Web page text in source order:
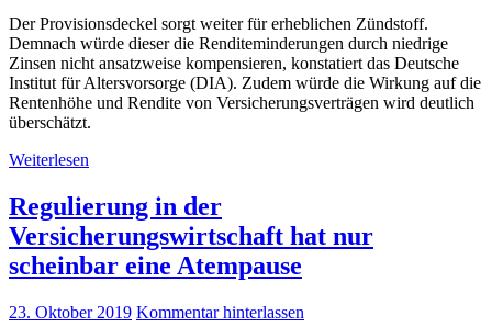
Der Provisionsdeckel sorgt weiter für erheblichen Zündstoff.
Demnach würde dieser die Renditeminderungen durch niedrige
Zinsen nicht ansatzweise kompensieren, konstatiert das Deutsche
Institut für Altersvorsorge (DIA). Zudem würde die Wirkung auf die
Rentenhöhe und Rendite von Versicherungsverträgen wird deutlich
überschätzt.
Weiterlesen
Regulierung in der
Versicherungswirtschaft hat nur
scheinbar eine Atempause
23. Oktober 2019 Kommentar hinterlassen